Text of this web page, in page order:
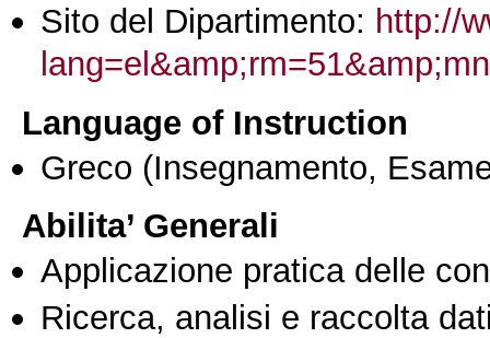
Sito del Dipartimento: http://
Language of Instruction
Greco (Insegnamento,
Abilita’ Generali
Applicazione pratica delle
Ricerca, analisi e raccolta